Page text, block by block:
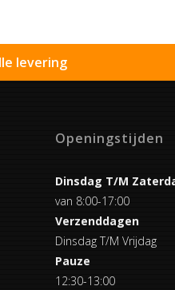
levering
Openingstijden
Dinsdag T/M
van 8:00-17:00
Verzenddagen
Dinsdag T/M Vrijdag
Pauze
12:30-13:00